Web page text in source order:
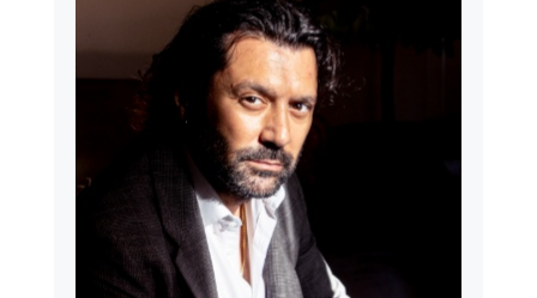
MÉS INFORMACIÓ